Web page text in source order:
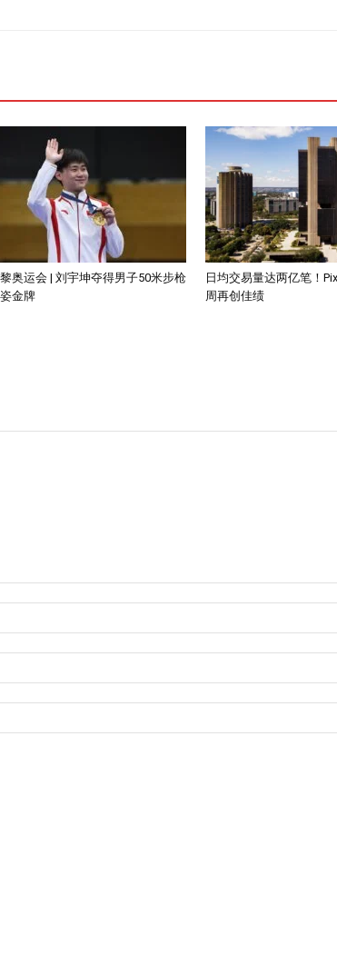
奥运会 | 刘宇坤夺得男子50米步枪
金牌
日均交易量达两亿笔！
周再创佳绩